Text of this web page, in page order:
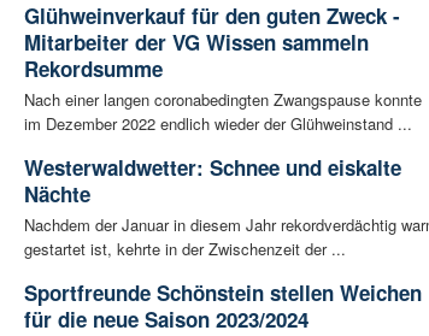
Glühweinverkauf für den guten Zweck -
Mitarbeiter der VG Wissen sammeln
Rekordsumme
Nach einer langen coronabedingten Zwangspause konnte
im Dezember 2022 endlich wieder der Glühweinstand ...
Westerwaldwetter: Schnee und eiskalte
Nächte
Nachdem der Januar in diesem Jahr rekordverdächtig
gestartet ist, kehrte in der Zwischenzeit der ...
Sportfreunde Schönstein stellen Weichen
für die neue Saison 2023/2024